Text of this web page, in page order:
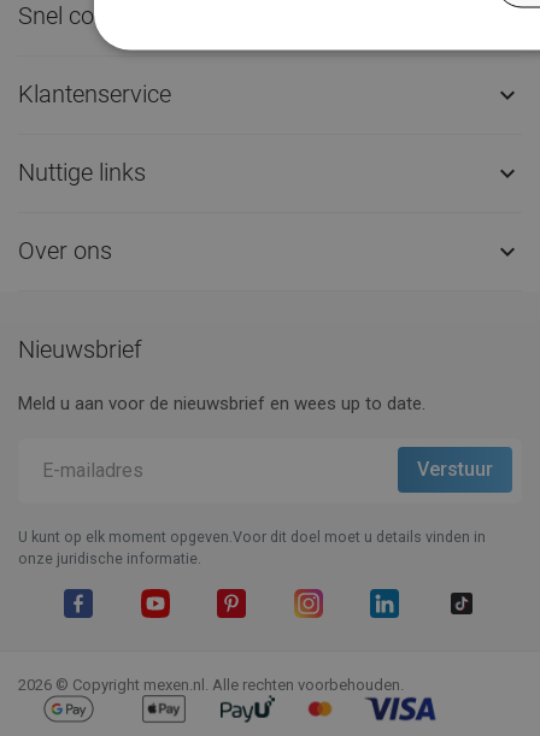
Snel contact 
Klantenservice 
Nuttige links 
Over ons 
Nieuwsbrief
Meld u aan voor de nieuwsbrief en wees up to date.
U kunt op elk moment opgeven.Voor dit doel moet u details vinden in
onze juridische informatie.
2026 © Copyright mexen.nl. Alle rechten voorbehouden.